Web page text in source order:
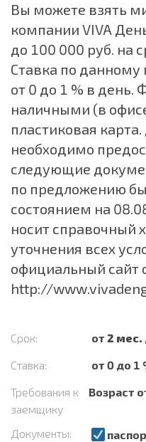
Вы можете взять
компании VIVA
до 100 000 руб. на
Ставка по
от 0 до 1 % в
наличными (в
пластиковая
необходимо
следующие
по предложению
состоянием на
носит справочный
уточнения всех
официальный сайт
http://
Срок: от 2 мес.
Ставка:
от 0 до 1
Требования к
заемщику
Возраст
Документы: